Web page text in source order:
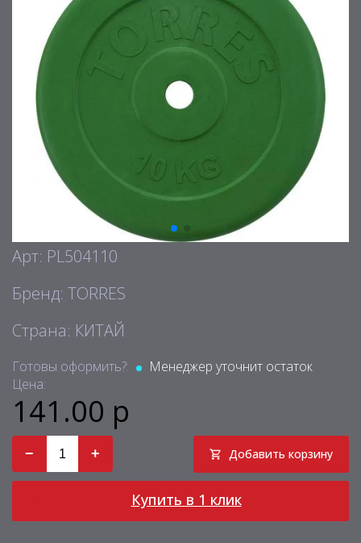
Арт: PL504110
Бренд: TORRES
Страна: КИТАЙ
Готовы оформить?:
Менеджер уточнит остаток
Цена:
141.00 р
− + Добавить корзину
Купить в 1 клик